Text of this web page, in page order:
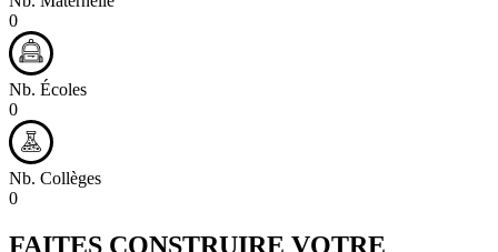
0
Nb. Écoles
0
Nb. Collèges
0
FAITES CONSTRUIRE VOTRE